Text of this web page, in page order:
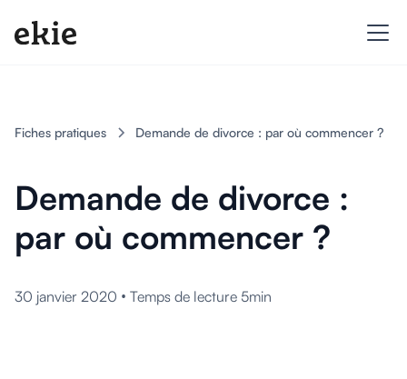
Fiches pratiques Demande de divorce : par où commencer ?
Demande de divorce :
par où commencer ?
30 janvier 2020 • Temps de lecture 5min